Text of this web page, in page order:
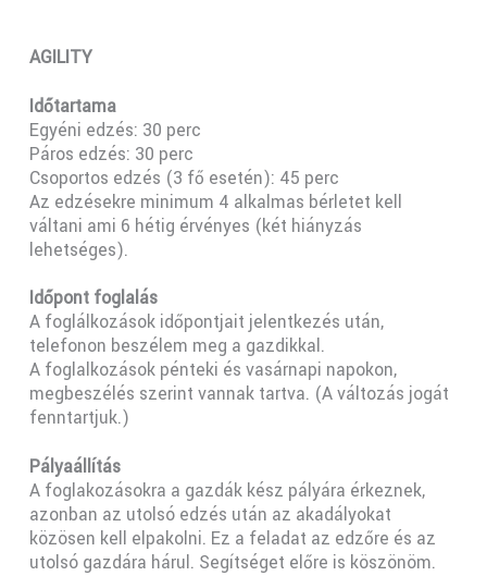
AGILITY
Időtartama
Egyéni edzés: 30 perc
Páros edzés: 30 perc
Csoportos edzés (3 fő esetén): 45 perc
Az edzésekre minimum 4 alkalmas bérletet kell
váltani ami 6 hétig érvényes (két hiányzás
lehetséges).
Időpont foglalás
A foglálkozások időpontjait jelentkezés után,
telefonon beszélem meg a gazdikkal.
A foglalkozások pénteki és vasárnapi napokon,
megbeszélés szerint vannak tartva. (A változás jogát
fenntartjuk.)
Pályaállítás
A foglakozásokra a gazdák kész pályára érkeznek,
azonban az utolsó edzés után az akadályokat
közösen kell elpakolni. Ez a feladat az edzőre és az
utolsó gazdára hárul. Segítséget előre is köszönöm.